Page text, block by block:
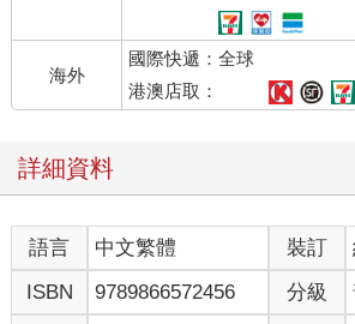
海外
國際快遞：全球
港澳店取：
詳細資料
語言 中文繁體 裝訂
ISBN
9789866572456 分級